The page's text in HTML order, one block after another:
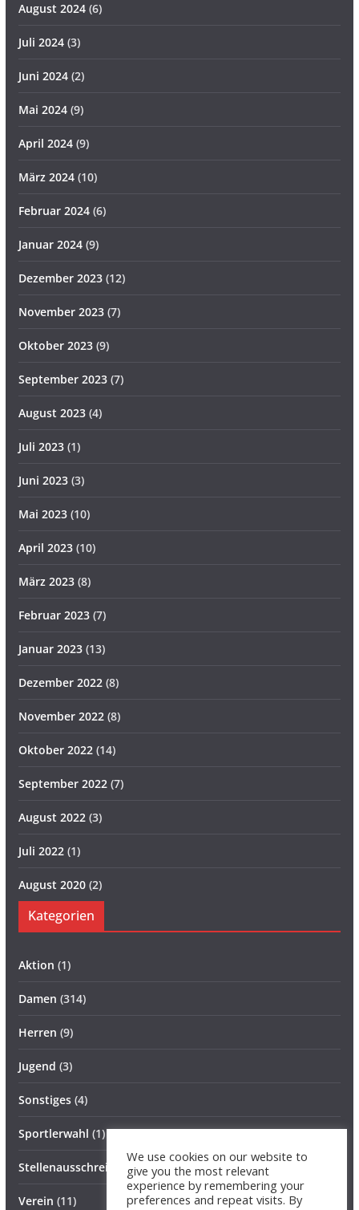
August 2024(6)
Juli 2024(3)
Juni 2024(2)
Mai 2024(9)
April 2024(9)
März 2024(10)
Februar 2024(6)
Januar 2024(9)
Dezember 2023(12)
November 2023(7)
Oktober 2023(9)
September 2023(7)
August 2023(4)
Juli 2023(1)
Juni 2023(3)
Mai 2023(10)
April 2023(10)
März 2023(8)
Februar 2023(7)
Januar 2023(13)
Dezember 2022(8)
November 2022(8)
Oktober 2022(14)
September 2022(7)
August 2022(3)
Juli 2022(1)
August 2020(2)
Kategorien
Aktion (1)
Damen (314)
Herren (9)
Jugend (3)
Sonstiges(4)
Sportlerwahl (1)
Stellenausschreibung(1)
Verein (11)
We use cookies on our website to
give you the most relevant
experience by remembering your
preferences and repeat visits. By